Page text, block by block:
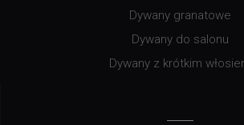
Dywany granatowe
Dywany do salonu
Dywany z krótkim